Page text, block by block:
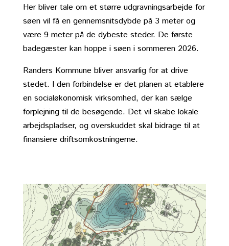
Her bliver tale om et større udgravningsarbejde for
søen vil få en gennemsnitsdybde på 3 meter og
være 9 meter på de dybeste steder. De første
badegæster kan hoppe i søen i sommeren 2026.
Randers Kommune bliver ansvarlig for at drive
stedet. I den forbindelse er det planen at etablere
en socialøkonomisk virksomhed, der kan sælge
forplejning til de besøgende. Det vil skabe lokale
arbejdspladser, og overskuddet skal bidrage til at
finansiere driftsomkostningerne.